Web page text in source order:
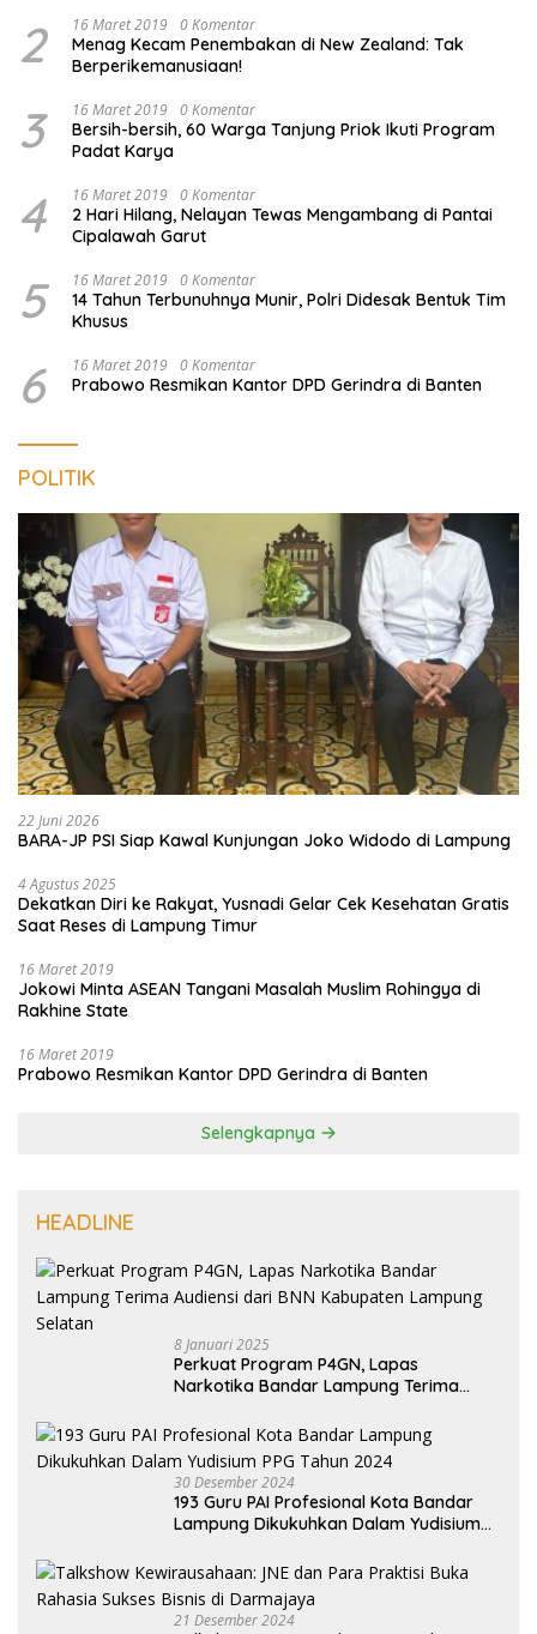
2 16 Maret 2019 0 Komentar
Menag Kecam Penembakan di New Zealand: Tak
Berperikemanusiaan!
3 16 Maret 2019 0 Komentar
Bersih-bersih, 60 Warga Tanjung Priok Ikuti Program
Padat Karya
4 16 Maret 2019 0 Komentar
2 Hari Hilang, Nelayan Tewas Mengambang di Pantai
Cipalawah Garut
5 16 Maret 2019 0 Komentar
14 Tahun Terbunuhnya Munir, Polri Didesak Bentuk Tim
Khusus
6 16 Maret 2019 0 Komentar
Prabowo Resmikan Kantor DPD Gerindra di Banten
POLITIK
22 Juni 2026
BARA-JP PSI Siap Kawal Kunjungan Joko Widodo di Lampung
4 Agustus 2025
Dekatkan Diri ke Rakyat, Yusnadi Gelar Cek Kesehatan Gratis
Saat Reses di Lampung Timur
16 Maret 2019
Jokowi Minta ASEAN Tangani Masalah Muslim Rohingya di
Rakhine State
16 Maret 2019
Prabowo Resmikan Kantor DPD Gerindra di Banten
Selengkapnya
HEADLINE
8 Januari 2025
Perkuat Program P4GN, Lapas
Narkotika Bandar Lampung Terima
Selatan
30 Desember 2024
193 Guru PAI Profesional Kota Bandar
Lampung Dikukuhkan Dalam Yudisium
21 Desember 2024